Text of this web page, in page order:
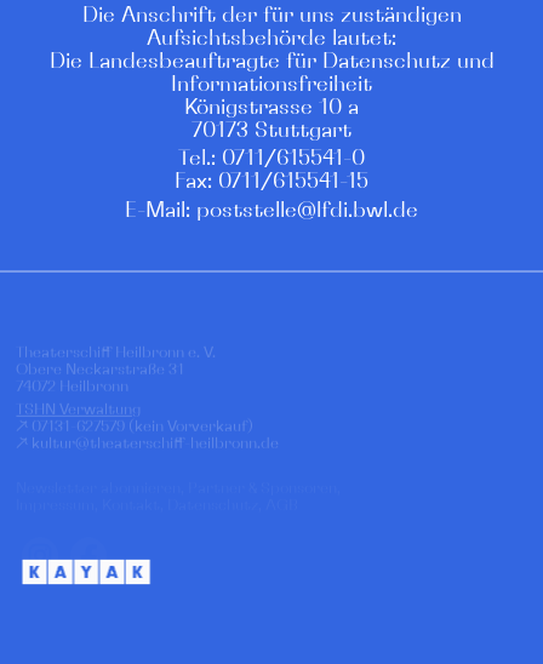
Die Anschrift der für uns zuständigen
Aufsichtsbehörde lautet:
Die Landesbeauftragte für Datenschutz und
Informationsfreiheit
Königstrasse 10 a
70173 Stuttgart
Tel.: 0711/615541-0
Fax: 0711/615541-15
E-Mail: poststelle@lfdi.bwl.de
74072 Heilbronn
TSHN Verwaltung
↗ 07131-627579 (kein Vorverkauf)
↗kultur@theaterschiff-heilbronn.de
Newsletter abonnieren, Partner & Sponsoren